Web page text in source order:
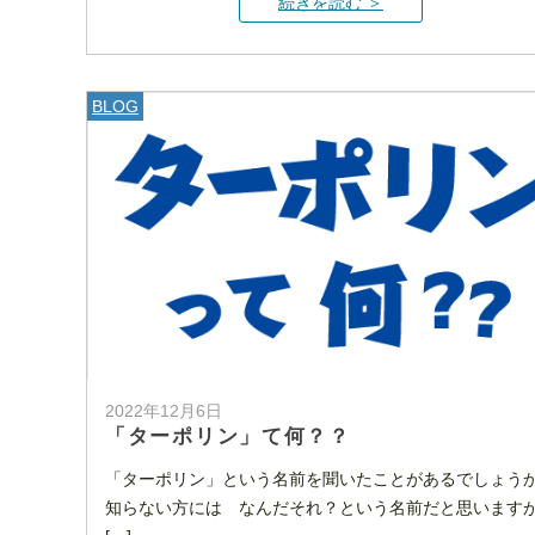
BLOG
2022年12月6日
「ターポリン」て何？？
「ターポリン」という名前を聞いたことがあるでしょう
知らない方には なんだそれ？という名前だと思いますが